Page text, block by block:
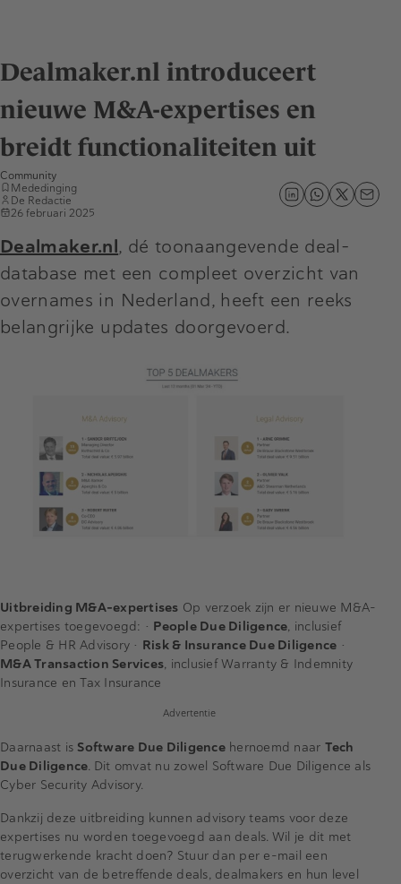
Dealmaker.nl introduceert
nieuwe M&A-expertises en
breidt functionaliteiten uit
Community
Mededinging
De Redactie
26 februari 2025
Dealmaker.nl, dé toonaangevende deal-
database met een compleet overzicht van
overnames in Nederland, heeft een reeks
belangrijke updates doorgevoerd.
Uitbreiding M&A-expertises Op verzoek zijn er nieuwe M&A-
expertises toegevoegd: • People Due Diligence, inclusief
People & HR Advisory • Risk & Insurance Due Diligence •
M&A Transaction Services, inclusief Warranty & Indemnity
Insurance en Tax Insurance
Advertentie
Daarnaast is Software Due Diligencehernoemd naar Tech
Due Diligence. Dit omvat nu zowel Software Due Diligence als
Cyber Security Advisory.
Dankzij deze uitbreiding kunnen advisory teams voor deze
expertises nu worden toegevoegd aan deals. Wil je dit met
terugwerkende kracht doen? Stuur dan per e-mail een
overzicht van de betreffende deals, dealmakers en hun level